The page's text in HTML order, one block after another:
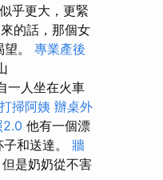
乎更大，更緊
的話，那個女
。 專業產後
一人坐在火車
打掃阿姨 辦桌外
2.0 他有一個漂
和送達。 牆
是奶奶從不害